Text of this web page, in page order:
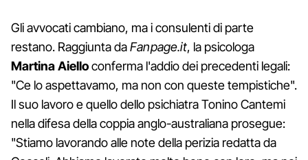
Gli avvocati cambiano, ma i consulenti di parte
restano. Raggiunta daFanpage.it, la psicologa
Martina Aielloconferma l'addio dei precedenti legali:
"Ce lo aspettavamo, ma non con queste tempistiche".
Il suo lavoro e quello dello psichiatra Tonino Cantemi
nella difesa della coppia anglo-australiana prosegue:
"Stiamo lavorando alle note della perizia redatta da